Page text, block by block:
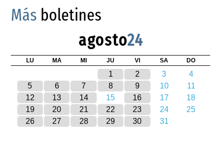
Más boletines
agosto24
LU MA MI JU VI SA DO
1 2 3
4
5
6 7 8 9 10
11
12
13 14 15 16 17
18
19
20 21 22 23 24
25
26
27 28 29 30 31